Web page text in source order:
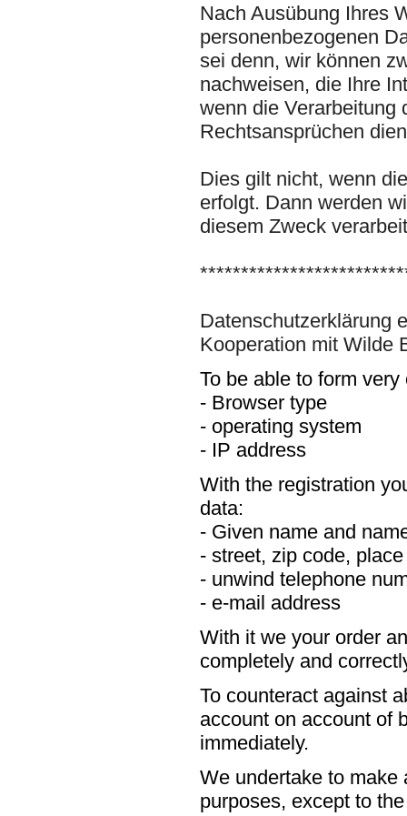
Nach Ausübung Ihres
personenbezogenen
sei denn, wir können
nachweisen, die Ihre
wenn die Verarbeitung
Rechtsansprüchen
Dies gilt nicht, wenn
erfolgt. Dann werden
diesem Zweck
Datenschutzerklärung
Kooperation mit Wilde
To be able to form
- Browser type
- operating system
- IP address
With the registration
data:
- Given name and
- street, zip code,
- unwind telephone
- e-mail address
With it we your order
completely and
To counteract against
account on account of
immediately.
We undertake to make
purposes, except to